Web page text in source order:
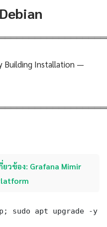
Building Installation —
วข้อง: Grafana Mimir
sudo apt upgrade -y